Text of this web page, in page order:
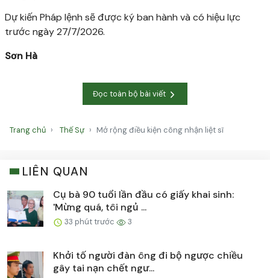
Dự kiến Pháp lệnh sẽ được ký ban hành và có hiệu lực
trước ngày 27/7/2026.
Sơn Hà
Đọc toàn bộ bài viết
Trang chủ Thế Sự Mở rộng điều kiện công nhận liệt sĩ
LIÊN QUAN
Cụ bà 90 tuổi lần đầu có giấy khai sinh:
'Mừng quá, tôi ngủ ...
33 phút trước 3
Khởi tố người đàn ông đi bộ ngược chiều
gây tai nạn chết ngư...